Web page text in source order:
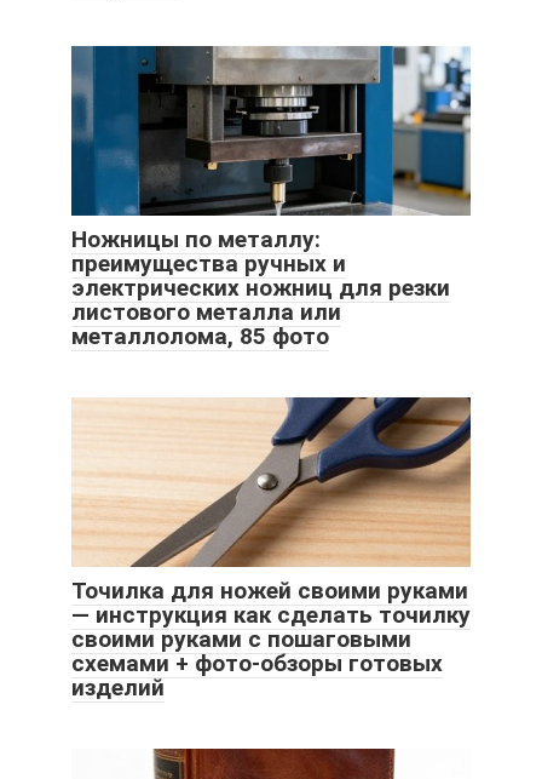
Ножницы по металлу:
преимущества ручных и
электрических ножниц для резки
листового металла или
металлолома, 85 фото
Точилка для ножей своими руками
— инструкция как сделать точилку
своими руками с пошаговыми
схемами + фото-обзоры готовых
изделий